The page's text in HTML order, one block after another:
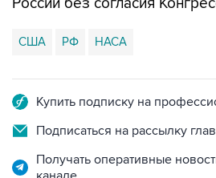
США РФ НАСА
Подписаться на рассылку
Получать оперативные